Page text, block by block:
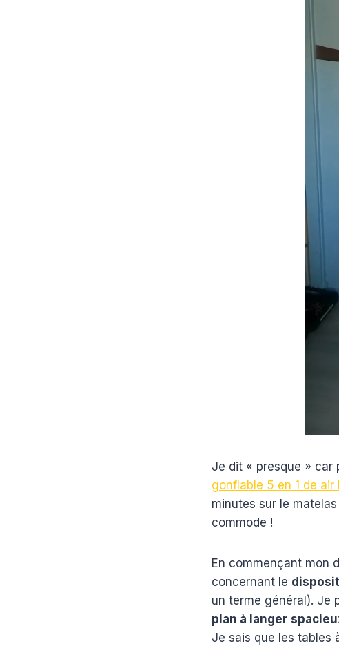
Je dit « presque » car
gonflable 5 en 1 de air
minutes sur le
commode !
En commençant mon
concernant le
un terme général). Je
plan à langer
Je sais que les tables